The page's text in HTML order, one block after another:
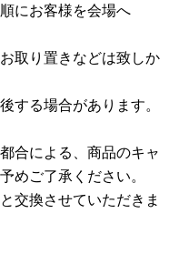
にお客様を会場へ
取り置きなどは致しか
する場合があります。
合による、商品のキャ
めご了承ください。
交換させていただきま